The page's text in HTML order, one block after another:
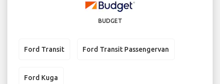
BUDGET
Ford Transit Ford Transit Passengervan
Ford Kuga